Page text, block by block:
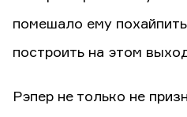
помешало ему
построить на этом
Рэпер не только не